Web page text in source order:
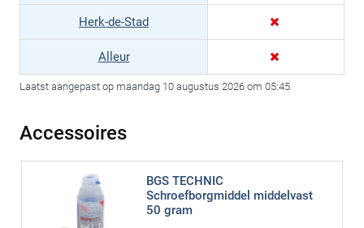
Herk-de-Stad
Alleur
Laatst aangepast op maandag 10 augustus 2026 om 05:45
Accessoires
BGS TECHNIC
Schroefborgmiddel middelvast
50 gram